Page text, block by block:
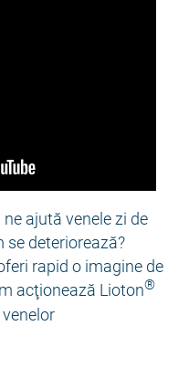
ajută venele zi de
deteriorează?
rapid o imagine de
acţionează Lioton®